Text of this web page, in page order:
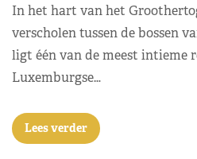
In het hart van het
verscholen tussen de bossen
ligt één van de meest intieme
Luxemburgse…
Lees verder